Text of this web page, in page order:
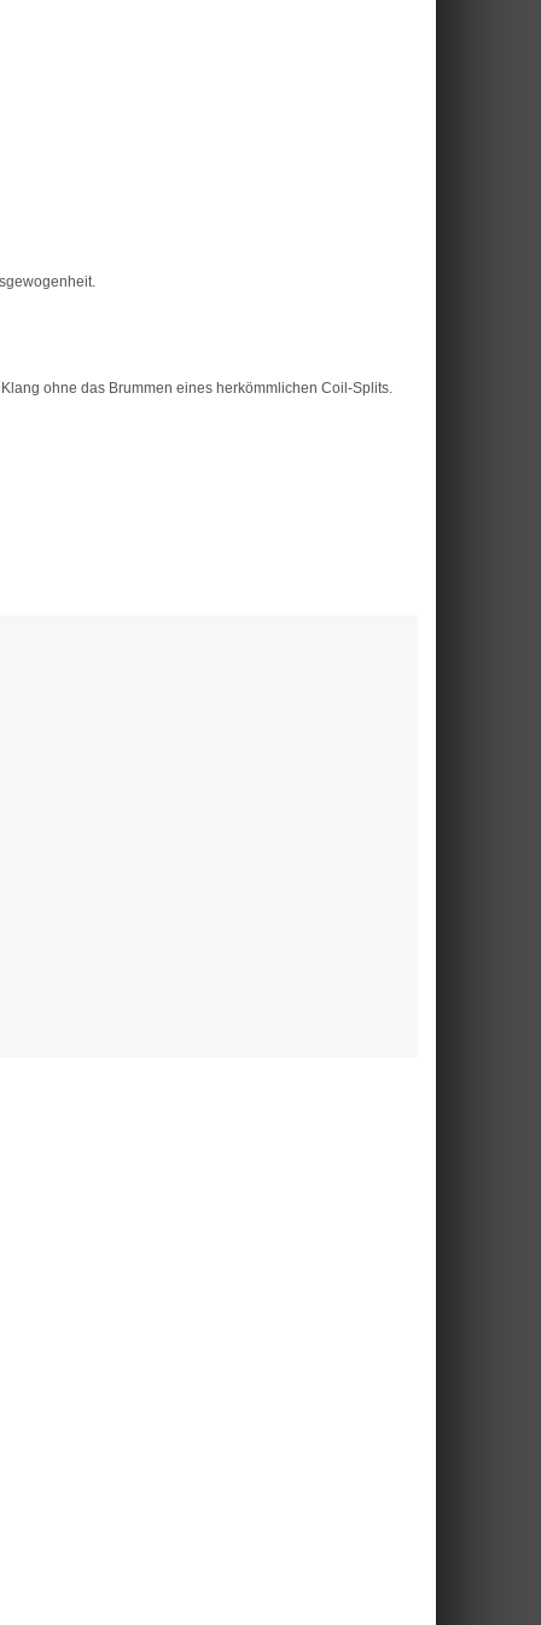
ohne das Brummen eines herkömmlichen Coil-Splits.